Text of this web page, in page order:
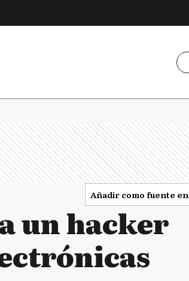
Añadir como fuente en
un hacker